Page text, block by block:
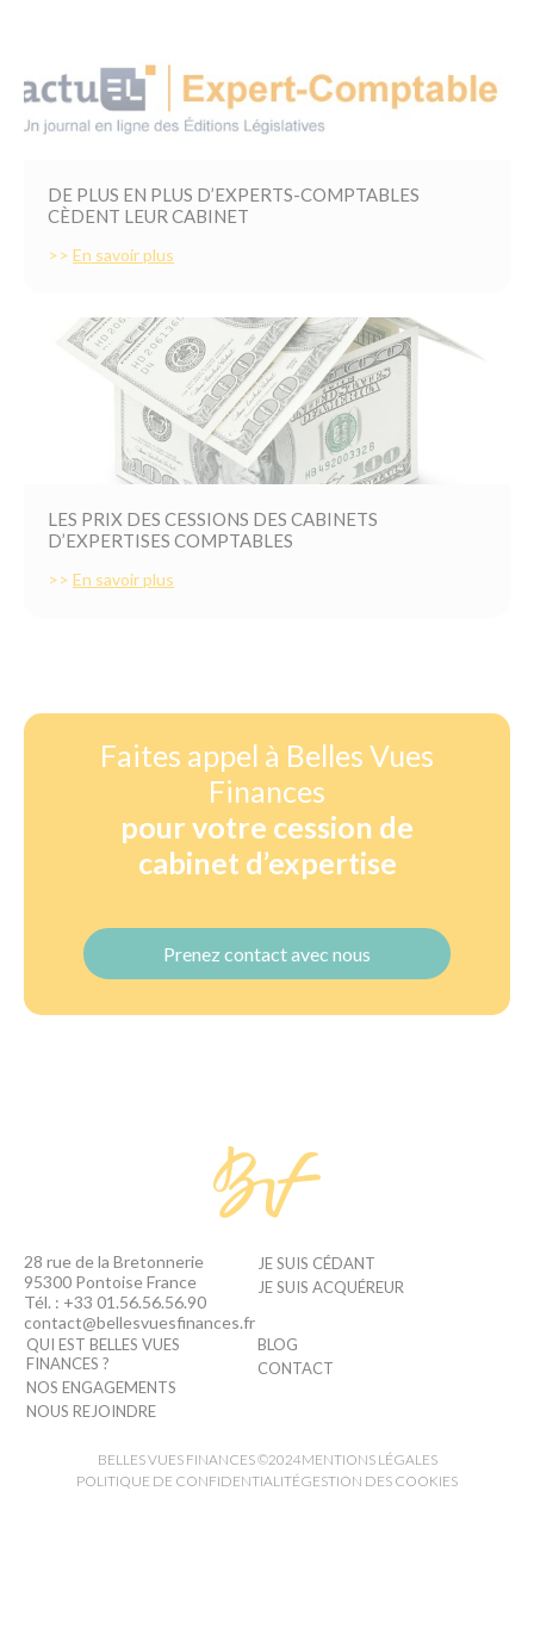
DE PLUS EN PLUS D’EXPERTS-COMPTABLES
CÈDENT LEUR CABINET
>> En savoir plus
LES PRIX DES CESSIONS DES CABINETS
D’EXPERTISES COMPTABLES
>> En savoir plus
Faites appel à Belles Vues
Finances
pour votre cession de
cabinet d’expertise
Prenez contact avec nous
28 rue de la Bretonnerie
95300 Pontoise France
Tél. : +33 01.56.56.56.90
contact@bellesvuesfinances.fr
JE SUIS CÉDANT
JE SUIS ACQUÉREUR
QUI EST BELLES VUES
FINANCES ?
NOS ENGAGEMENTS
NOUS REJOINDRE
BLOG
CONTACT
BELLES VUES FINANCES ©2024MENTIONS LÉGALES
POLITIQUE DE CONFIDENTIALITÉGESTION DES COOKIES